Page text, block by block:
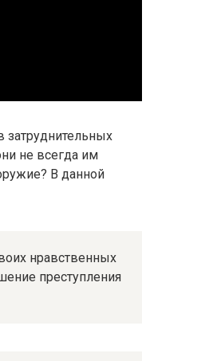
затруднительных
не всегда им
В данной
нравственных
преступления